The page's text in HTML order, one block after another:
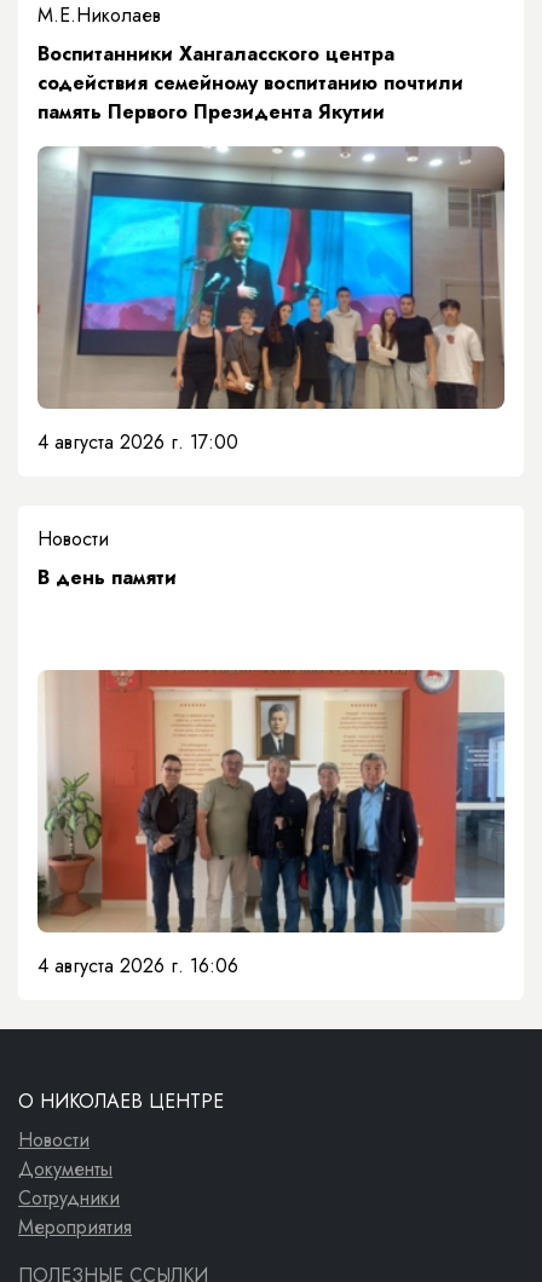
М.Е.Николаев
​Воспитанники Хангаласского центра
содействия семейному воспитанию почтили
память Первого Президента Якутии
4 августа 2026 г. 17:00
Новости
​В день памяти
4 августа 2026 г. 16:06
О НИКОЛАЕВ ЦЕНТРЕ
Новости
Документы
Сотрудники
Мероприятия
ПОЛЕЗНЫЕ ССЫЛКИ